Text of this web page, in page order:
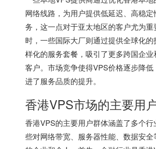
网络线路，为用户提供低延迟、高稳定
务，这一点对于亚太地区的客户尤为重
时，一些国际大厂则通过提供全球化的
样化的服务套餐，吸引了更多跨国企业
客户。市场竞争使得VPS价格逐步降低
进了服务品质的提升。
香港VPS市场的主要用
香港VPS的主要用户群体涵盖了多个行
些对网络带宽、服务器性能、数据安